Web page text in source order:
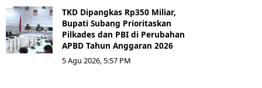
TKD Dipangkas Rp350 Miliar,
Bupati Subang Prioritaskan
Pilkades dan PBI di Perubahan
APBD Tahun Anggaran 2026
5 Agu 2026, 5:57 PM